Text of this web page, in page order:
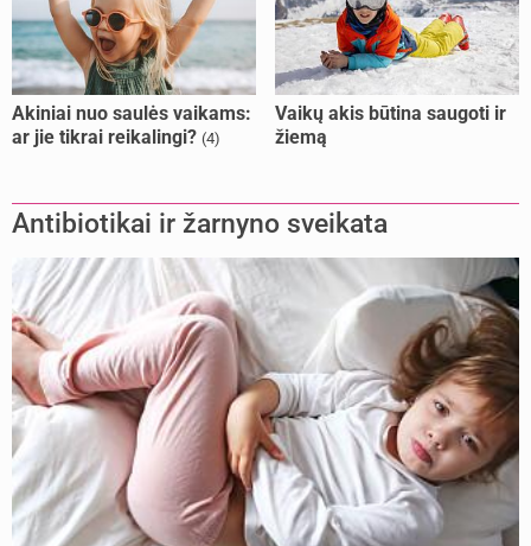
Akiniai nuo saulės vaikams:
ar jie tikrai reikalingi? (4)
Vaikų akis būtina saugoti ir
žiemą
Antibiotikai ir žarnyno sveikata